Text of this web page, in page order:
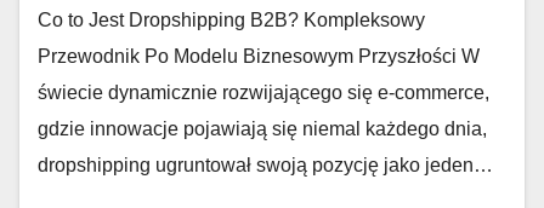
Co to Jest Dropshipping B2B? Kompleksowy
Przewodnik Po Modelu Biznesowym Przyszłości W
świecie dynamicznie rozwijającego się e-commerce,
gdzie innowacje pojawiają się niemal każdego dnia,
dropshipping ugruntował swoją pozycję jako jeden…